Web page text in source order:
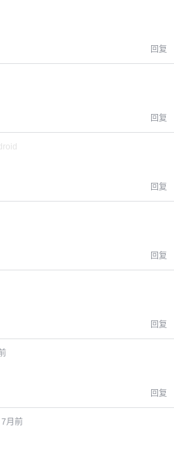
回复
回复
回复
回复
回复
回复
7月前